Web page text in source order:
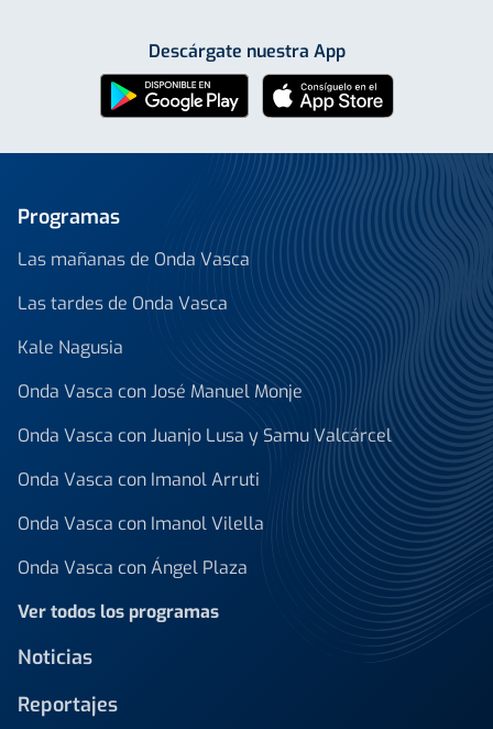
Descárgate nuestra App
Programas
Las mañanas de Onda Vasca
Las tardes de Onda Vasca
Kale Nagusia
Onda Vasca con José Manuel Monje
Onda Vasca con Juanjo Lusa y Samu Valcárcel
Onda Vasca con Imanol Arruti
Onda Vasca con Imanol Vilella
Onda Vasca con Ángel Plaza
Ver todos los programas
Noticias
Reportajes